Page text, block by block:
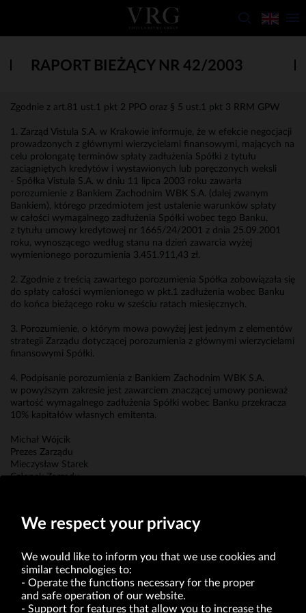
RAPORT BIEŻĄCY NR 42/2003
Zgodnie z art.81 ust.1 pkt 2 PPO oraz § 5 ust.1 pkt 3 RRM GPW
1. Zarząd Vistula S.A. w Krakowie informuje, że w efekcie negocjacji
prowadzonych z głównymi wierzycielami finansowymi, mających na
celu prolongatę terminów spłaty zadłużenia Spółki z tytułu
zaciągniętych kredytów i wystawionych lub poręczonych weksli
- Spółka Vistula S.A. w dniu 11 lipca 2003 roku zawarła
porozumienie z Bankiem Zachodnim WBK S.A. (dalej zwanym
Bankiem), którego przedmiotem jest ustalenie warunków spłaty
w całości wymagalnego zadłużenia Spółki wobec tego Banku,
z tytułu umowy kredytowej nr 1665/24/2001 z dnia 25.09.2001
roku, wynoszącego według stanu na dzień zawarcia wyżej
wymienionego porozumienia 3.451.911,43 zł.
2. Zgodnie z treścią zawartego porozumienia Spółka zobowiązała się
do spłaty całości wymienionego w pkt.1 zadłużenia wobec Banku
do końca bieżącego roku w sześciu ratach miesięcznych.
3. Porozumienie, o którym mowa powyżej jest jednym z elementów
strategii Zarządu dotyczącej porozumienia z głównymi wierzycielami
finansowymi Spółki.
4. Podpisanie porozumienia z Bankiem Zachodnim WBK S.A.
w powyższym zakresie jest zawarciem znaczącej umowy ponieważ
wartość wymagalnego zadłużenia Spółki wobec Banku przekracza
10% kapitałów własnych emitenta.
Michał Wójcik
Prezes Zarządu
Mieczysław Starek
Członek Zarządu
We respect your privacy
We would like to inform you that we use cookies and
similar technologies to:
Operate the functions necessary for the proper
and safe operation of our website.
Support for features that allow you to increase the